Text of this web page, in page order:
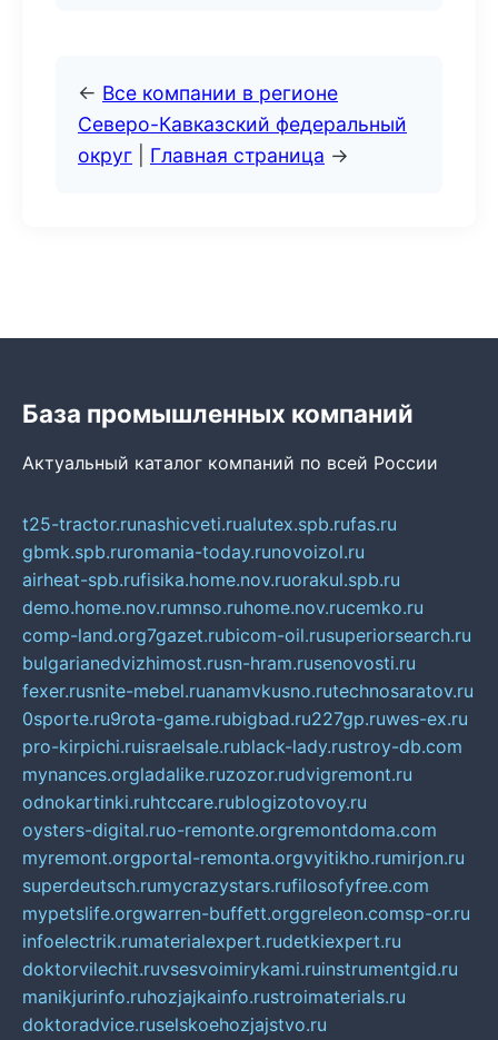
← Все компании в регионе
Северо-Кавказский федеральный
округ
Главная страница →
База промышленных компаний
Актуальный каталог компаний по всей России
t25-tractor.runashicveti.rualutex.spb.rufas.ru
gbmk.spb.ruromania-today.runovoizol.ru
airheat-spb.rufisika.home.nov.ruorakul.spb.ru
demo.home.nov.rumnso.ruhome.nov.rucemko.ru
comp-land.org7gazet.rubicom-oil.rusuperiorsearch.ru
bulgarianedvizhimost.rusn-hram.rusenovosti.ru
fexer.rusnite-mebel.ruanamvkusno.rutechnosaratov.ru
0sporte.ru9rota-game.rubigbad.ru227gp.ruwes-ex.ru
pro-kirpichi.ruisraelsale.rublack-lady.rustroy-db.com
mynances.orgladalike.ruzozor.rudvigremont.ru
odnokartinki.ruhtccare.rublogizotovoy.ru
oysters-digital.ruo-remonte.orgremontdoma.com
myremont.orgportal-remonta.orgvyitikho.rumirjon.ru
superdeutsch.rumycrazystars.rufilosofyfree.com
mypetslife.orgwarren-buffett.orggreleon.comsp-or.ru
infoelectrik.rumaterialexpert.rudetkiexpert.ru
doktorvilechit.ruvsesvoimirykami.ruinstrumentgid.ru
manikjurinfo.ruhozjajkainfo.rustroimaterials.ru
doktoradvice.ruselskoehozjajstvo.ru